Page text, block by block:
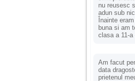
nu reusesc
adun sub
Înainte
buna si am
clasa a 11-a
Am facut
data
prietenul